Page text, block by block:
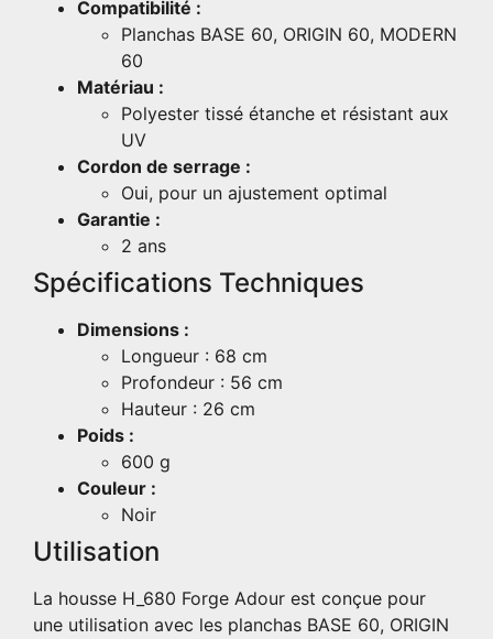
Compatibilité :
Planchas BASE 60, ORIGIN 60, MODERN
60
Matériau :
Polyester tissé étanche et résistant aux
UV
Cordon de serrage :
Oui, pour un ajustement optimal
Garantie :
2 ans
Spécifications Techniques
Dimensions :
Longueur : 68 cm
Profondeur : 56 cm
Hauteur : 26 cm
Poids :
600 g
Couleur :
Noir
Utilisation
La housse H_680 Forge Adour est conçue pour
une utilisation avec les planchas BASE 60, ORIGIN